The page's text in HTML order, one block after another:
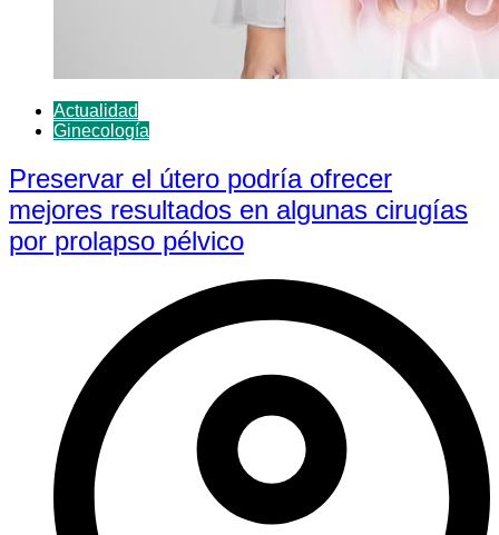
Actualidad
Ginecología
Preservar el útero podría ofrecer
mejores resultados en algunas cirugías
por prolapso pélvico